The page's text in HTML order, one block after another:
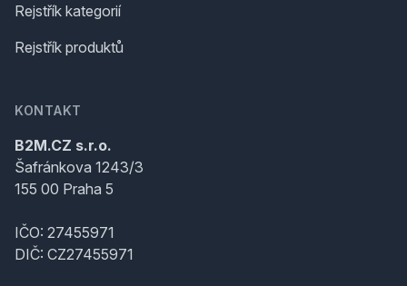
Rejstřík kategorií
Rejstřík produktů
KONTAKT
B2M.CZ s.r.o.
Šafránkova 1243/3
155 00 Praha 5
IČO: 27455971
DIČ: CZ27455971